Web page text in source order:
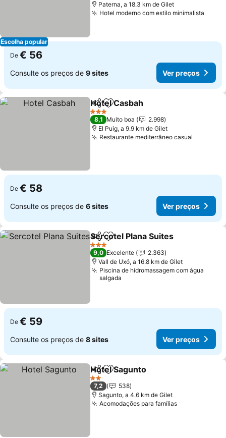
Escolha popular
Paterna, a 18.3 km de Gilet
Hotel moderno com estilo minimalista
De € 56
Consulte os preços de 9 sites Ver preços
PartilharAdicionar aos favoritos
Hotel Casbah
3 Estrelas
8,1 Muito boa
2.998
El Puig, a 9.9 km de Gilet
Restaurante mediterrâneo casual
De € 58
Consulte os preços de 6 sites Ver preços
PartilharAdicionar aos favoritos
Sercotel Plana Suites
3 Estrelas
9,0 Excelente
2.363
Vall de Uxó, a 16.8 km de Gilet
Piscina de hidromassagem com água
salgada
De € 59
Consulte os preços de 8 sites Ver preços
PartilharAdicionar aos favoritos
Hotel Sagunto
2 Estrelas
7,2
538
Sagunto, a 4.6 km de Gilet
Acomodações para famíliasVer preços